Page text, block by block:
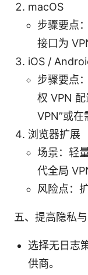
macOS
步骤要点
接口为
iOS /
步骤要点
权 VPN
VPN”或在
浏览器扩展
场景：轻
代全局
风险点：
五、提高隐私
选择无日志
供商。